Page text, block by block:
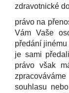
zdravotnické
právo na
Vám Vaše
předání
je sami
právo však
souhlasu